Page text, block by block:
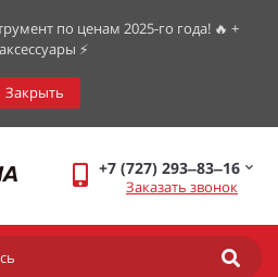
по ценам 2025-го года! 🔥 +
⚡️
Закрыть
+7 (727) 293‒83‒16
Заказать звонок